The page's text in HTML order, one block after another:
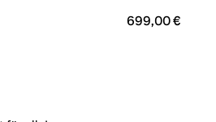
699,00 €